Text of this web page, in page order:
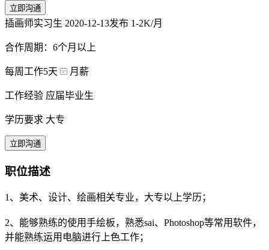
立即沟通
插画师实习生 2020-12-13发布 1-2K/月
合作周期：6个月以上
每周工作5天 月薪
工作经验 应届毕业生
学历要求 大专
立即沟通
职位描述
1、美术、设计、绘画相关专业，大专以上学历；
2、能够熟练的使用手绘板，熟悉sai、Photoshop等常用软件，
并能熟练运用电脑进行上色工作；